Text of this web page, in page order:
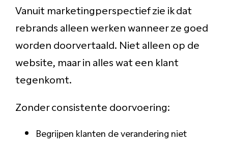
Vanuit marketingperspectief zie ik dat
rebrands alleen werken wanneer ze goed
worden doorvertaald. Niet alleen op de
website, maar in alles wat een klant
tegenkomt.
Zonder consistente doorvoering:
Begrijpen klanten de verandering niet